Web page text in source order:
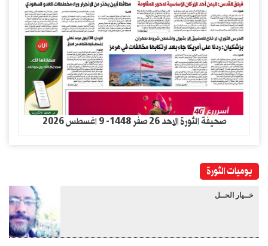
صحيفة الثورة الاحد 26 صفر 1448- 9 اغسطس 2026
يوميات الثورة
خــيار الحــل